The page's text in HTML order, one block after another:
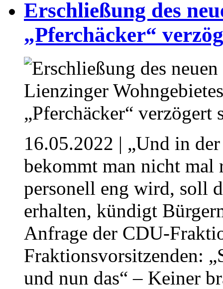
Erschließung des
„Pferchäcker“
16.05.2022 | „Und in
bekommt man nicht mal
personell eng wird, soll
erhalten, kündigt
Anfrage der CDU-
Fraktionsvorsitzenden:
und nun das“ – Keiner